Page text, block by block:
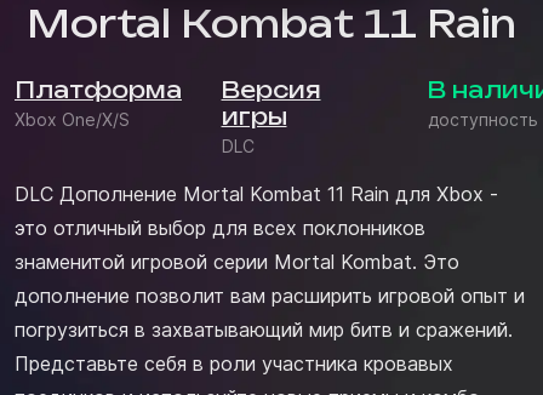
Mortal Kombat 11 Rain
Платформа
Xbox One/X/S
Версия
игры
DLC
В
доступность
DLC Дополнение Mortal Kombat 11 Rain для Xbox -
это отличный выбор для всех поклонников
знаменитой игровой серии Mortal Kombat. Это
дополнение позволит вам расширить игровой опыт и
погрузиться в захватывающий мир битв и сражений.
Представьте себя в роли участника кровавых